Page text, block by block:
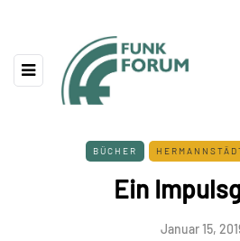
BÜCHER
Ein
Januar 15,